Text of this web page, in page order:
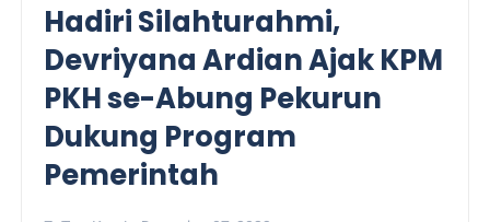
Hadiri Silahturahmi,
Devriyana Ardian Ajak KPM
PKH se-Abung Pekurun
Dukung Program
Pemerintah